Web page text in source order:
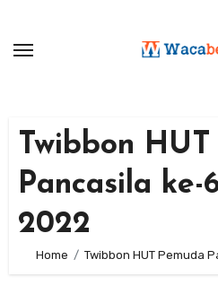
content
Twibbon
Pancasila ke-
2022
Home Twibbon HUT Pemuda